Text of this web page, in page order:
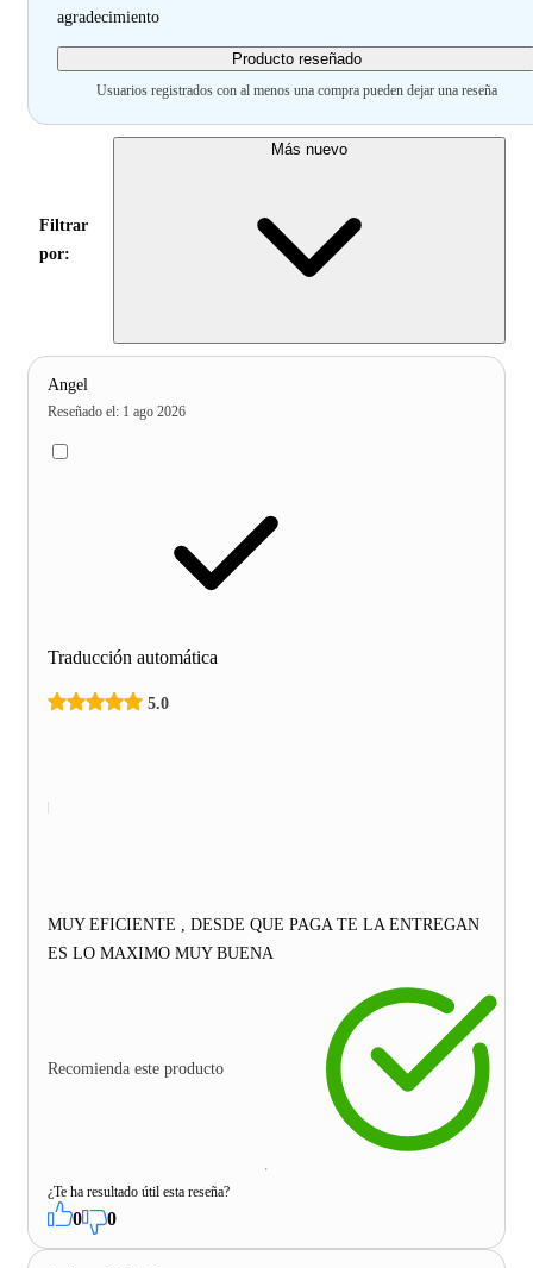
agradecimiento
Producto reseñado
Usuarios registrados con al menos una compra pueden dejar una reseña
Filtrar
por:
Más nuevo
Angel
Reseñado el: 1 ago 2026
Traducción automática
5.0
MUY EFICIENTE , DESDE QUE PAGA TE LA ENTREGAN
ES LO MAXIMO MUY BUENA
Recomienda este producto
¿Te ha resultado útil esta reseña?
0 0